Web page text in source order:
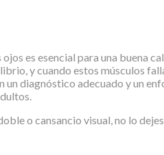
es esencial para una buena
y cuando estos músculos
un diagnóstico adecuado y un
o cansancio visual, no lo